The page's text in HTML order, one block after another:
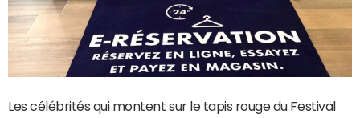
Les célébrités qui montent sur le tapis rouge du Festival